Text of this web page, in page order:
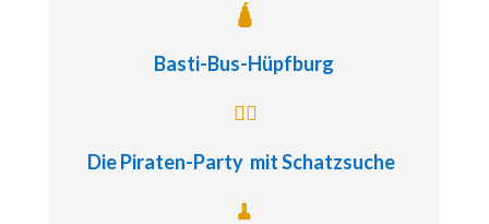
🛕
Basti-Bus-Hüpfburg
🏴‍☠️
Die Piraten-Party mit Schatzsuche
🧹